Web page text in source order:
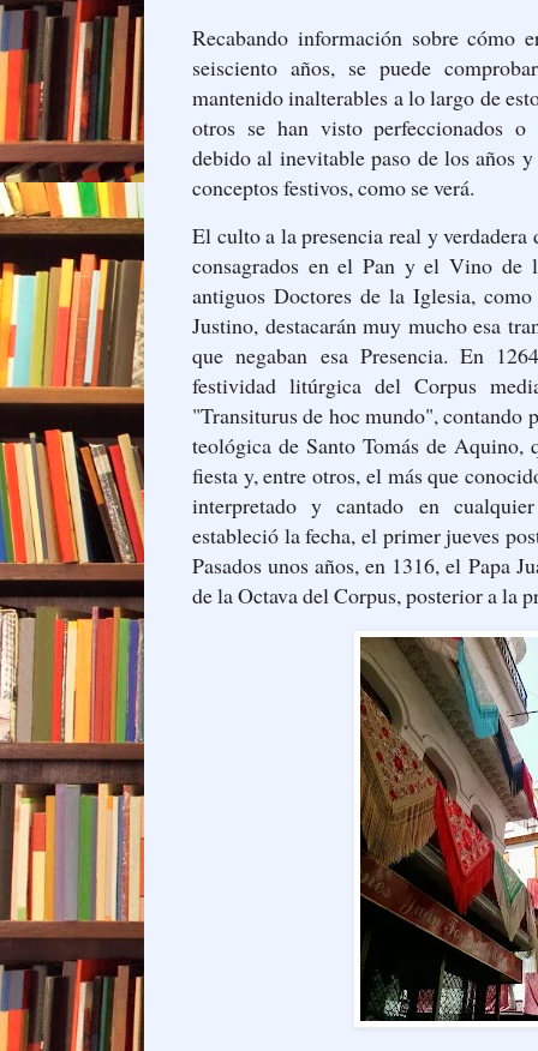
Recabando información sobre cómo
seisciento años, se puede
mantenido inalterables a lo largo de
otros se han visto perfeccionados o
debido al inevitable paso de los años
conceptos festivos, como se verá.
El culto a la presencia real y
consagrados en el Pan y el Vino de
antiguos Doctores de la Iglesia,
Justino, destacarán muy mucho esa
que negaban esa Presencia. En
festividad litúrgica del Corpus
"Transiturus de hoc mundo", contando
teológica de Santo Tomás de Aquino,
fiesta y, entre otros, el más que
interpretado y cantado en
estableció la fecha, el primer jueves
Pasados unos años, en 1316, el Papa
de la Octava del Corpus, posterior a la